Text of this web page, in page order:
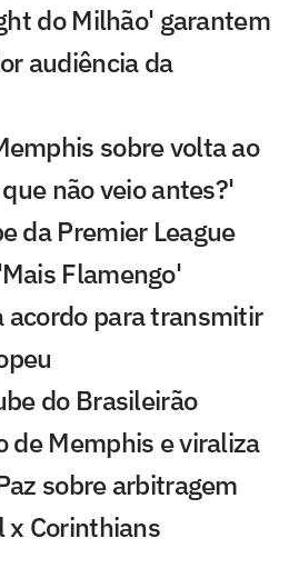
do Milhão' garantem
audiência da
sobre volta ao
não veio antes?'
da Premier League
Flamengo'
acordo para transmitir
do Brasileirão
de Memphis e viraliza
sobre arbitragem
Corinthians